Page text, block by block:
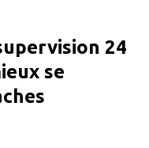
24
se